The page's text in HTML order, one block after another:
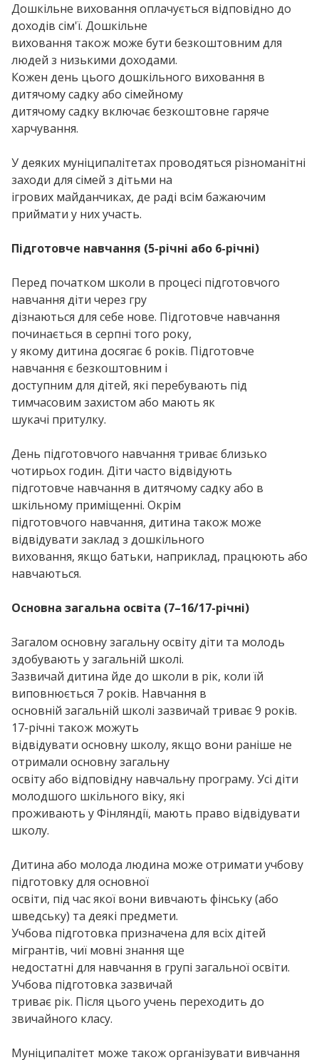
Дошкільне виховання оплачується відповідно до
доходів сім'ї. Дошкільне
виховання також може бути безкоштовним для
людей з низькими доходами.
Кожен день цього дошкільного виховання в
дитячому садку або сімейному
дитячому садку включає безкоштовне гаряче
харчування.
У деяких муніципалітетах проводяться різноманітні
заходи для сімей з дітьми на
ігрових майданчиках, де раді всім бажаючим
приймати у них участь.
Підготовче навчання (5-річні або 6-річні)
Перед початком школи в процесі підготовчого
навчання діти через гру
дізнаються для себе нове. Підготовче навчання
починається в серпні того року,
у якому дитина досягає 6 років. Підготовче
навчання є безкоштовним і
доступним для дітей, які перебувають під
тимчасовим захистом або мають як
шукачі притулку.
День підготовчого навчання триває близько
чотирьох годин. Діти часто відвідують
підготовче навчання в дитячому садку або в
шкільному приміщенні. Окрім
підготовчого навчання, дитина також може
відвідувати заклад з дошкільного
виховання, якщо батьки, наприклад, працюють або
навчаються.
Основна загальна освіта (7–16/17-річні)
Загалом основну загальну освіту діти та молодь
здобувають у загальній школі.
Зазвичай дитина йде до школи в рік, коли їй
виповнюється 7 років. Навчання в
основній загальній школі зазвичай триває 9 років.
17-річні також можуть
відвідувати основну школу, якщо вони раніше не
отримали основну загальну
освіту або відповідну навчальну програму. Усі діти
молодшого шкільного віку, які
проживають у Фінляндії, мають право відвідувати
школу.
Дитина або молода людина може отримати учбову
підготовку для основної
освіти, під час якої вони вивчають фінську (або
шведську) та деякі предмети.
Учбова підготовка призначена для всіх дітей
мігрантів, чиї мовні знання ще
недостатні для навчання в групі загальної освіти.
Учбова підготовка зазвичай
триває рік. Після цього учень переходить до
звичайного класу.
Муніципалітет може також організувати вивчання